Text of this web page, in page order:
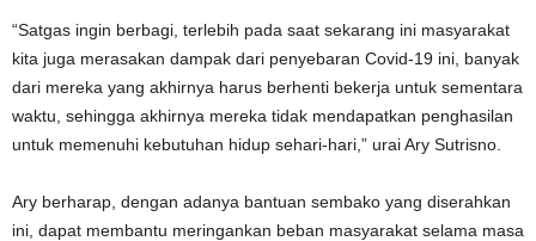
“Satgas ingin berbagi, terlebih pada saat sekarang ini masyarakat
kita juga merasakan dampak dari penyebaran Covid-19 ini, banyak
dari mereka yang akhirnya harus berhenti bekerja untuk sementara
waktu, sehingga akhirnya mereka tidak mendapatkan penghasilan
untuk memenuhi kebutuhan hidup sehari-hari,” urai Ary Sutrisno.
Ary berharap, dengan adanya bantuan sembako yang diserahkan
ini, dapat membantu meringankan beban masyarakat selama masa